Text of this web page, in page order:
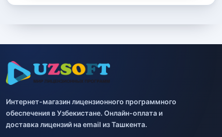
Интернет-магазин лицензионного программного
обеспечения в Узбекистане. Онлайн-оплата и
доставка лицензий на email из Ташкента.